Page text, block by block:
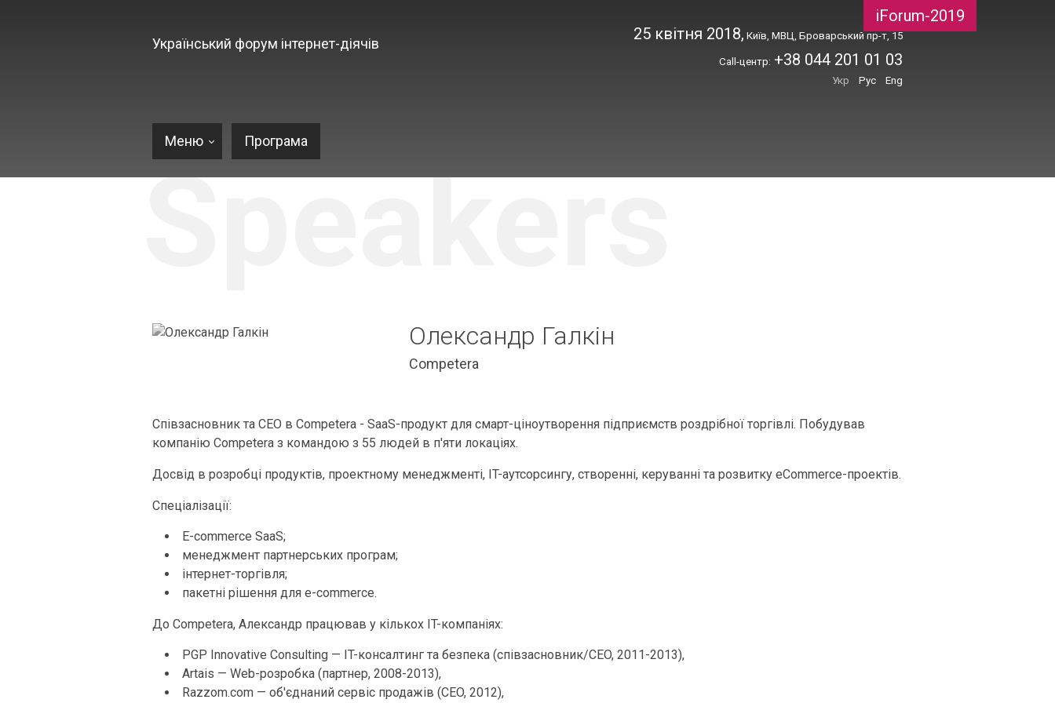
iForum-2019
Український форум інтернет-діячів
25 квітня 2018, Київ, МВЦ, Броварський пр-т, 15
Call-центр: +38 044 201 01 03
Укр Рус Eng
Меню Програма
Speakers
Олександр Галкін
Competera
Співзасновник та CEO в Competera - SaaS-продукт для смарт-ціноутворення підприємств роздрібної торгівлі. Побудував
компанію Competera з командою з 55 людей в п'яти локаціях.
Досвід в розробці продуктів, проектному менеджменті, IT-аутсорсингу, створенні, керуванні та розвитку eCommerce-проектів.
Спеціалізації:
E-commerce SaaS;
менеджмент партнерських програм;
інтернет-торгівля;
пакетні рішення для e-commerce.
До Competera, Александр працював у кількох IT-компаніях:
PGP Innovative Consulting — IT-консалтинг та безпека (співзасновник/CEO, 2011-2013),
Artais — Web-розробка (партнер, 2008-2013),
Razzom.com — об'єднаний сервіс продажів (CEO, 2012),